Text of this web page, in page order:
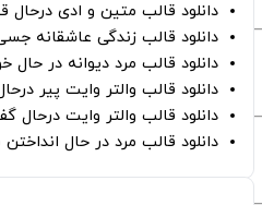
دانلود قالب متین و ادی درحال
دانلود قالب زندگی عاشقانه
دانلود قالب مرد دیوانه در
دانلود قالب والتر وایت پیر
دانلود قالب والتر وایت درحال
دانلود قالب مرد در حال